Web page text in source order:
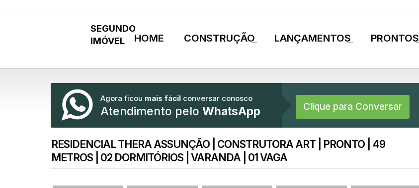
PRONTOS
LANÇAMENTOS
CONSTRUÇÃO
HOME
Agora ficou mais fácil conversar conosco
Atendimento pelo WhatsApp Clique para Conversar
RESIDENCIAL THERA ASSUNÇÃO | CONSTRUTORA ART | PRONTO | 49
METROS | 02 DORMITÓRIOS | VARANDA | 01 VAGA